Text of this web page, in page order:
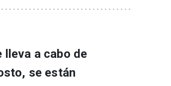
a cabo de
se están